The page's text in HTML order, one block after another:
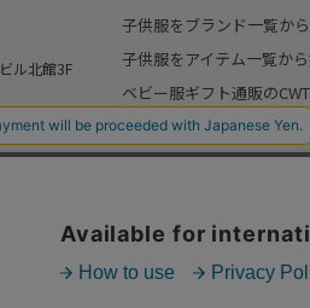
ル北館3F
子供服をブランド一覧か
子供服をアイテム一覧か
ベビー服ギフト通販の
新作
再入荷
セール
my focus(よみもの)